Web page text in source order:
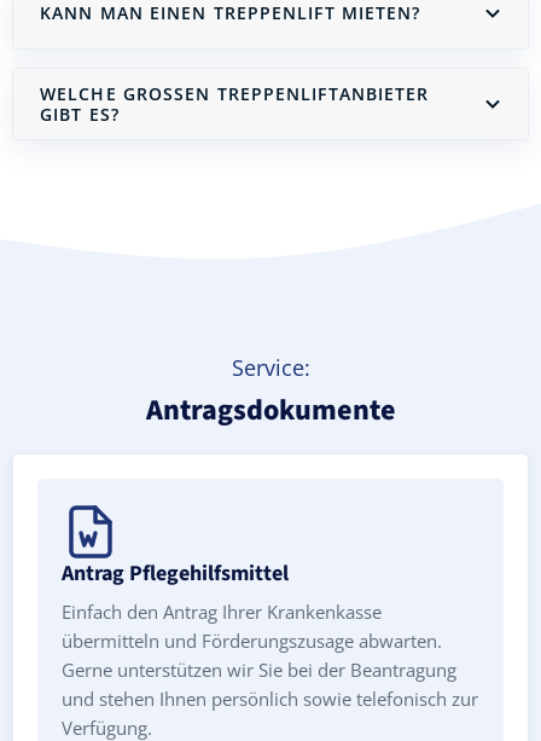
KANN MAN EINEN TREPPENLIFT MIETEN?
WELCHE GROSSEN TREPPENLIFTANBIETER G
IBT ES?
Service:
Antragsdokumente
Antrag Pflegehilfsmittel
Einfach den Antrag Ihrer Krankenkasse
übermitteln und Förderungszusage abwarten.
Gerne unterstützen wir Sie bei der Beantragung
und stehen Ihnen persönlich sowie telefonisch zur
Verfügung.